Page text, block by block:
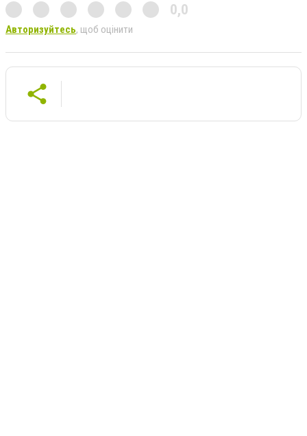
0,0
Авторизуйтесь, щоб оцінити